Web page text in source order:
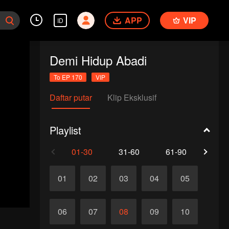
ID APP VIP
Demi Hidup Abadi
To EP 170 VIP
Daftar putar Klip Eksklusif
Playlist
01-30 31-60 61-90
01 02 03 04 05
06 07 08 09 10